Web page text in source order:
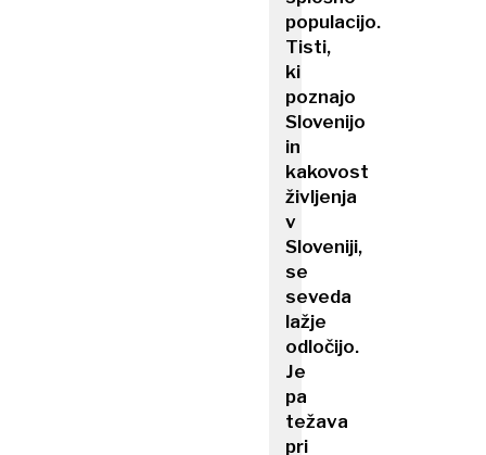
populacijo.
Tisti,
ki
poznajo
Slovenijo
in
kakovost
življenja
v
Sloveniji,
se
seveda
lažje
odločijo.
Je
pa
težava
pri